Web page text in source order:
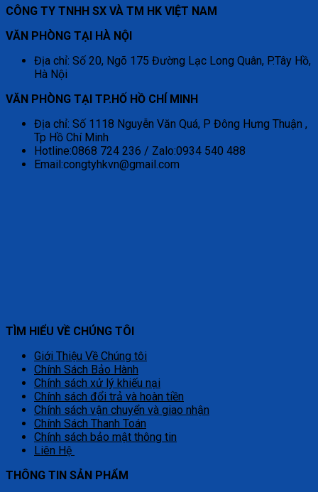
CÔNG TY TNHH SX VÀ TM HK VIỆT NAM
VĂN PHÒNG TẠI HÀ NỘI
Địa chỉ: Số 20, Ngõ 175 Đường Lạc Long Quân, P.Tây Hồ,
Hà Nội
VĂN PHÒNG TẠI TP.HỐ HỒ CHÍ MINH
Địa chỉ: Số 1118 Nguyễn Văn Quá, P Đông Hưng Thuận ,
Tp Hồ Chí Minh
Hotline:0868 724 236 / Zalo:0934 540 488
Email:congtyhkvn@gmail.com
TÌM HIỂU VỀ CHÚNG TÔI
Giới Thiệu Về Chúng tôi
Chính Sách Bảo Hành
Chính sách xử lý khiếu nại
Chính sách đổi trả và hoàn tiền
Chính sách vận chuyển và giao nhận
Chính Sách Thanh Toán
Chính sách bảo mật thông tin
Liên Hệ
THÔNG TIN SẢN PHẨM